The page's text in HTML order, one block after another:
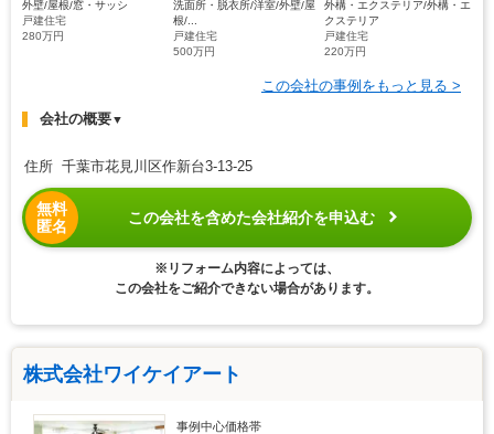
外壁/屋根/窓・サッシ
戸建住宅
280万円
洗面所・脱衣所/洋室/外壁/屋
根/...
戸建住宅
500万円
外構・エクステリア/外構・エ
クステリア
戸建住宅
220万円
この会社の事例をもっと見る >
会社の概要▼
住所 千葉市花見川区作新台3-13-25
無料
匿名
この会社を含めた会社紹介を申込む
※リフォーム内容によっては、
この会社をご紹介できない場合があります。
株式会社ワイケイアート
事例中心価格帯